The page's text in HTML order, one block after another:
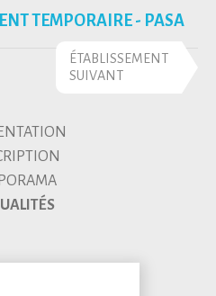
TEMPORAIRE - PASA
ÉTABLISSEMENT
SUIVANT